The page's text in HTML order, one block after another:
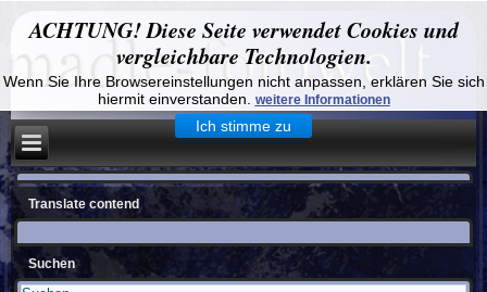
ACHTUNG! Diese Seite verwendet Cookies und
vergleichbare Technologien.
Wenn Sie Ihre Browsereinstellungen nicht anpassen, erklären Sie sich
hiermit einverstanden.
weitere Informationen
Ich stimme zu
Translate contend
Suchen